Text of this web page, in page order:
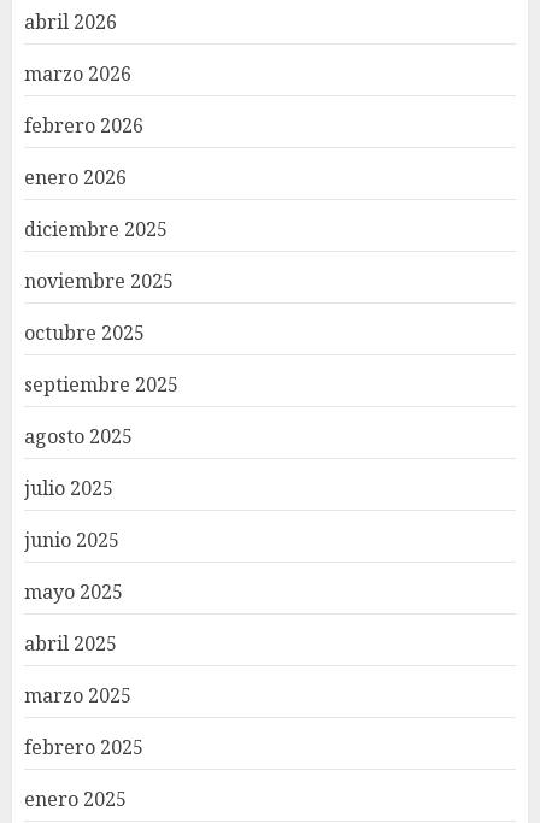
abril 2026
marzo 2026
febrero 2026
enero 2026
diciembre 2025
noviembre 2025
octubre 2025
septiembre 2025
agosto 2025
julio 2025
junio 2025
mayo 2025
abril 2025
marzo 2025
febrero 2025
enero 2025